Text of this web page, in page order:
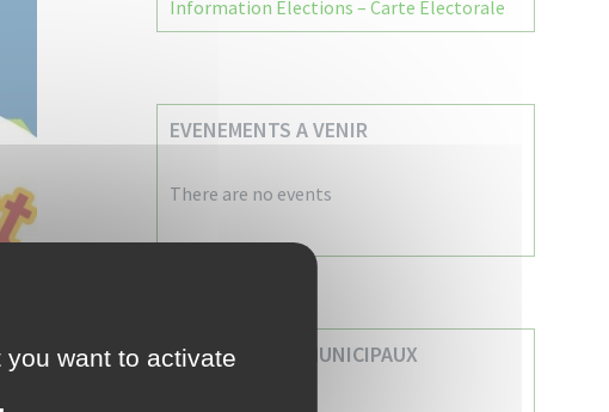
Information Élections – Carte Électorale
EVENEMENTS A VENIR
There are no events
VOS SERVICES MUNICIPAUX
want to activate